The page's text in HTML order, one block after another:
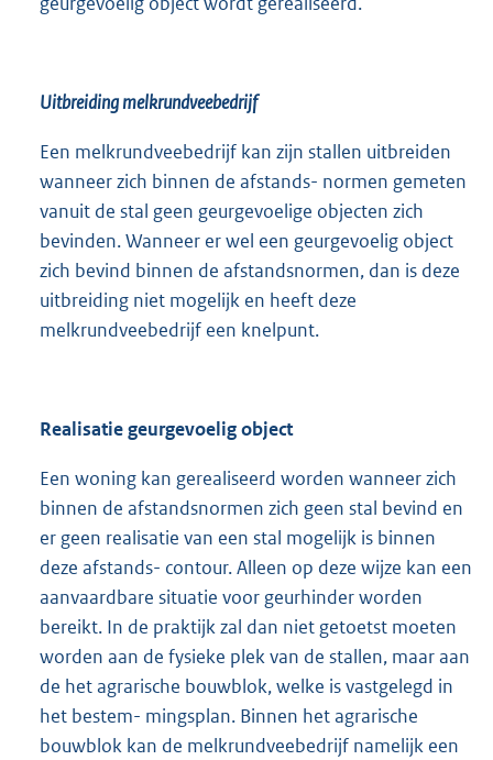
Uitbreiding melkrundveebedrijf
Een melkrundveebedrijf kan zijn stallen uitbreiden
wanneer zich binnen de afstands- normen gemeten
vanuit de stal geen geurgevoelige objecten zich
bevinden. Wanneer er wel een geurgevoelig object
zich bevind binnen de afstandsnormen, dan is deze
uitbreiding niet mogelijk en heeft deze
melkrundveebedrijf een knelpunt.
Realisatie geurgevoelig object
Een woning kan gerealiseerd worden wanneer zich
binnen de afstandsnormen zich geen stal bevind en
er geen realisatie van een stal mogelijk is binnen
deze afstands- contour. Alleen op deze wijze kan een
aanvaardbare situatie voor geurhinder worden
bereikt. In de praktijk zal dan niet getoetst moeten
worden aan de fysieke plek van de stallen, maar aan
de het agrarische bouwblok, welke is vastgelegd in
het bestem- mingsplan. Binnen het agrarische
bouwblok kan de melkrundveebedrijf namelijk een